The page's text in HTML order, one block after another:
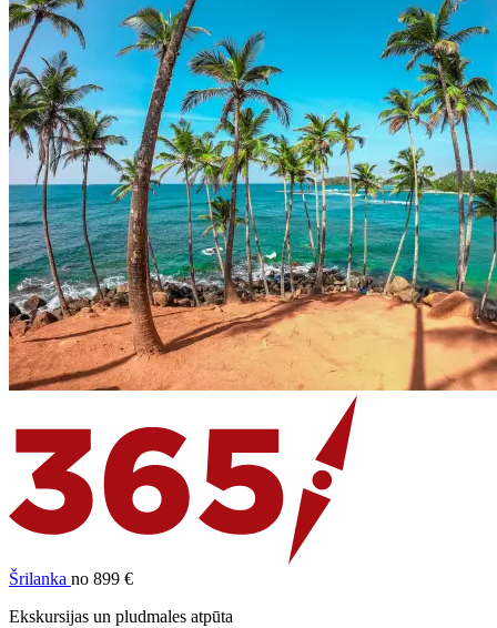
Šrilanka no 899 €
Ekskursijas un pludmales atpūta